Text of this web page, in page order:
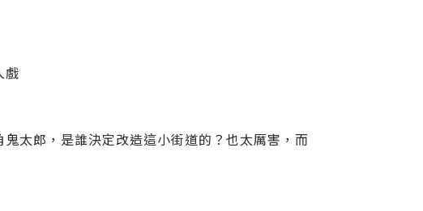
戲
太郎，是誰決定改造這小街道的？也太厲害，而